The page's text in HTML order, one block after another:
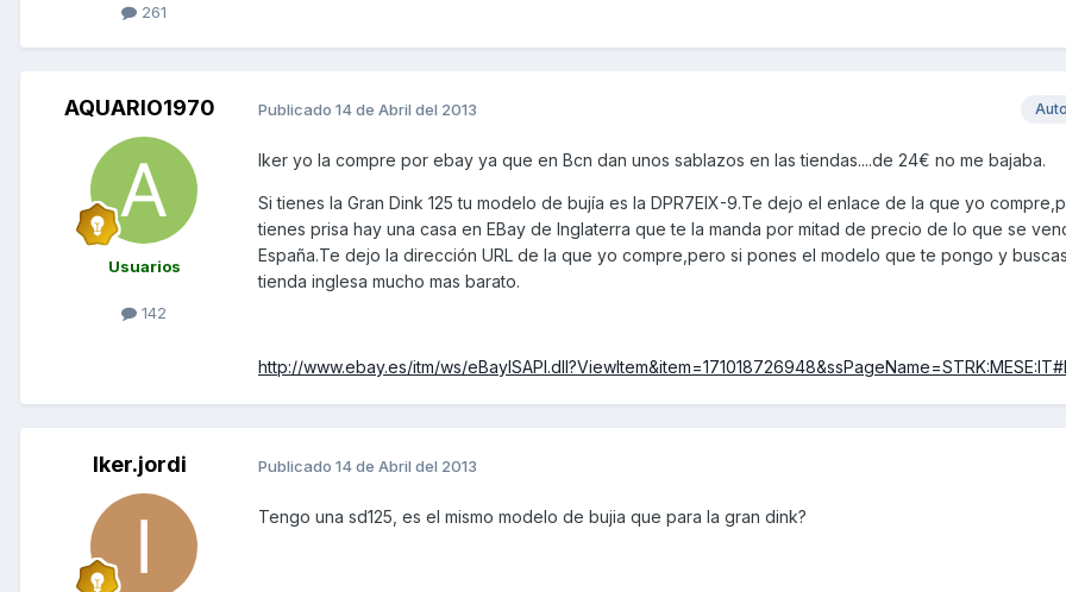
261
AQUARIO1970
Usuarios
142
Publicado 14 de Abril del 2013
Iker yo la compre por ebay ya que en Bcn dan unos sablazos en las tiendas....de 24€ no me bajaba.
Si tienes la Gran Dink 125 tu modelo de bujía es la DPR7EIX-9.Te dejo el enlace de la que yo
tienes prisa hay una casa en EBay de Inglaterra que te la manda por mitad de precio de lo que se
España.Te dejo la dirección URL de la que yo compre,pero si pones el modelo que te pongo y
tienda inglesa mucho mas barato.
http://www.ebay.es/itm/ws/
Iker.jordi Publicado 14 de Abril del 2013
Tengo una sd125, es el mismo modelo de bujia que para la gran dink?